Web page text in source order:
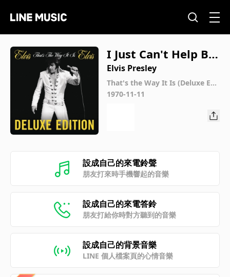
I Just Can't Help Bel
ievin' (Opening Nig
ht)
Elvis Presley
That's the Way It Is (Deluxe Edi
tion)
1970-11-11
設成自己的來電鈴聲
朋友打來時手機響起的音樂
設成自己的來電答鈴
朋友打給你時對方聽到的音樂
設成自己的背景音樂
LINE 個人檔案頁的心情音樂